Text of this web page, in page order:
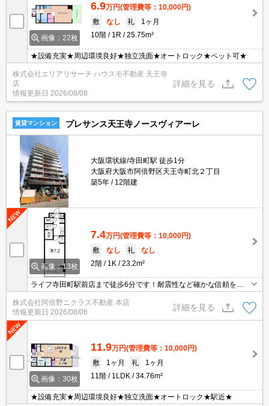
画像：22枚
6.9万円(管理費等：10,000円)
敷
なし 礼
1ヶ月
10階
1R 25.75m²
★設備充実★周辺環境良好★独立洗面★オートロック★ペット可★
株式会社エリアリサーチ ハウスモ不動産 天王寺
店
情報更新日 2026/08/08
詳細を見る
賃貸マンション プレサンス天王寺ノースヴィアーレ
大阪環状線/寺田町駅 徒歩1分
大阪府大阪市阿倍野区天王寺町北２丁目
築5年
12階建
画像：13枚
7.4万円(管理費等：10,000円)
敷
なし 礼
なし
2階
1K 23.2m²
ライフ寺田町駅前店まで徒歩6分です！耐震性など確かな信頼を得
るのがRC構造の魅力です！高速回線をつないでいるのでとてもパソ
コンが使いやすい！大阪環状線寺田町周辺の地域情報をお求めなら
お任せください！地元密着の当社が、お客様のお部屋探しを全力で
お手伝いいたします(^^)
株式会社阿倍野ニクラス不動産 本店
情報更新日 2026/08/08
詳細を見る
画像：30枚
11.9万円(管理費等：10,000円)
敷
1ヶ月 礼
1ヶ月
11階
1LDK 34.76m²
★設備充実★周辺環境良好★独立洗面★オートロック★駅近★